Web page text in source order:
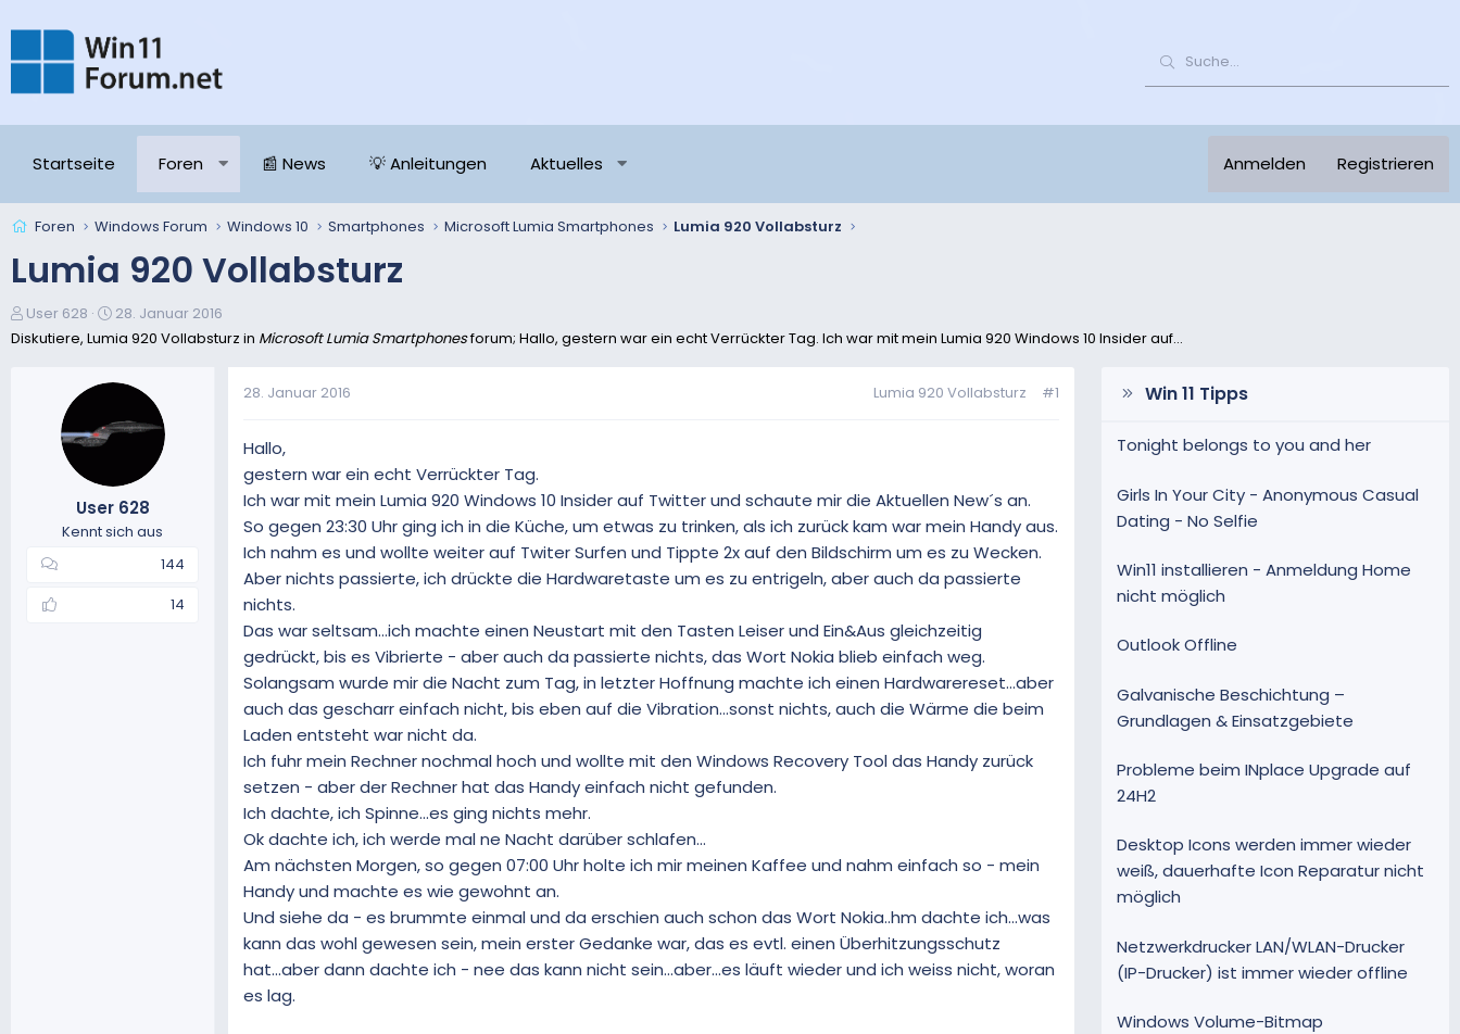
Startseite Foren 📰 News 💡 Anleitungen Aktuelles Anmelden Registrieren
Foren Windows Forum Windows 10 Smartphones Microsoft Lumia Smartphones Lumia 920 Vollabsturz
Lumia 920 Vollabsturz
E
r
User 628
E
r
t
l
a
m
28. Januar 2016
Diskutiere, Lumia 920 Vollabsturz in Microsoft Lumia Smartphonesforum; Hallo, gestern war ein echt Verrückter Tag. Ich war mit mein Lumia 920 Windows 10 Insider auf...
User 628
Kennt sich aus
144
14
28. Januar 2016 Lumia 920 Vollabsturz #1
Hallo,
gestern war ein echt Verrückter Tag.
Ich war mit mein Lumia 920 Windows 10 Insider auf Twitter und schaute mir die Aktuellen New´s an.
So gegen 23:30 Uhr ging ich in die Küche, um etwas zu trinken, als ich zurück kam war mein Handy aus.
Ich nahm es und wollte weiter auf Twiter Surfen und Tippte 2x auf den Bildschirm um es zu Wecken.
Aber nichts passierte, ich drückte die Hardwaretaste um es zu entrigeln, aber auch da passierte
nichts.
Das war seltsam...ich machte einen Neustart mit den Tasten Leiser und Ein&Aus gleichzeitig
gedrückt, bis es Vibrierte - aber auch da passierte nichts, das Wort Nokia blieb einfach weg.
Solangsam wurde mir die Nacht zum Tag, in letzter Hoffnung machte ich einen Hardwarereset...aber
auch das gescharr einfach nicht, bis eben auf die Vibration...sonst nichts, auch die Wärme die beim
Laden entsteht war nicht da.
Ich fuhr mein Rechner nochmal hoch und wollte mit den Windows Recovery Tool das Handy zurück
setzen - aber der Rechner hat das Handy einfach nicht gefunden.
Ich dachte, ich Spinne...es ging nichts mehr.
Ok dachte ich, ich werde mal ne Nacht darüber schlafen...
Am nächsten Morgen, so gegen 07:00 Uhr holte ich mir meinen Kaffee und nahm einfach so - mein
Handy und machte es wie gewohnt an.
Und siehe da - es brummte einmal und da erschien auch schon das Wort Nokia..hm dachte ich...was
kann das wohl gewesen sein, mein erster Gedanke war, das es evtl. einen Überhitzungsschutz
hat...aber dann dachte ich - nee das kann nicht sein...aber...es läuft wieder und ich weiss nicht, woran
es lag.
Win 11 Tipps
Tonight belongs to you and her
Girls In Your City - Anonymous Casual
Dating - No Selfie
Win11 installieren - Anmeldung Home
nicht möglich
Outlook Offline
Galvanische Beschichtung –
Grundlagen & Einsatzgebiete
Probleme beim INplace Upgrade auf
24H2
Desktop Icons werden immer wieder
weiß, dauerhafte Icon Reparatur nicht
möglich
Netzwerkdrucker LAN/WLAN-Drucker
(IP-Drucker) ist immer wieder offline
Windows Volume-Bitmap